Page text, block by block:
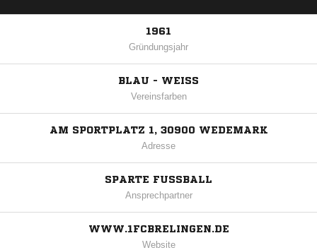
1961
Gründungsjahr
BLAU - WEISS
Vereinsfarben
AM SPORTPLATZ 1, 30900 WEDEMARK
Adresse
SPARTE FUSSBALL
Ansprechpartner
WWW.1FCBRELINGEN.DE
Website